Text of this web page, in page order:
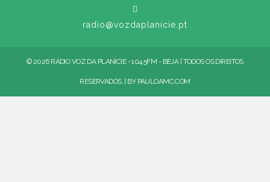
radio@vozdaplanicie.pt
© 2026 RÁDIO VOZ DA PLANÍCIE - 104.5FM - BEJA | TODOS OS DIREITOS
RESERVADOS. | BY PAULOAMC.COM